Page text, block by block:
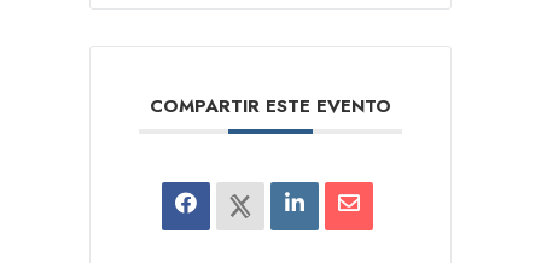
COMPARTIR ESTE EVENTO